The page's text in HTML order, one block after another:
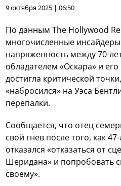
9 октября 2025 | 06:50
По данным The Hollywood
многочисленные
напряженность между 70-
обладателем «Оскара» и
достигла критической
«набросился» на Уэса
перепалки.
Сообщается, что отец
свой гнев после того, как
отказался «отказаться от
Шеридана» и попробовать
своему».